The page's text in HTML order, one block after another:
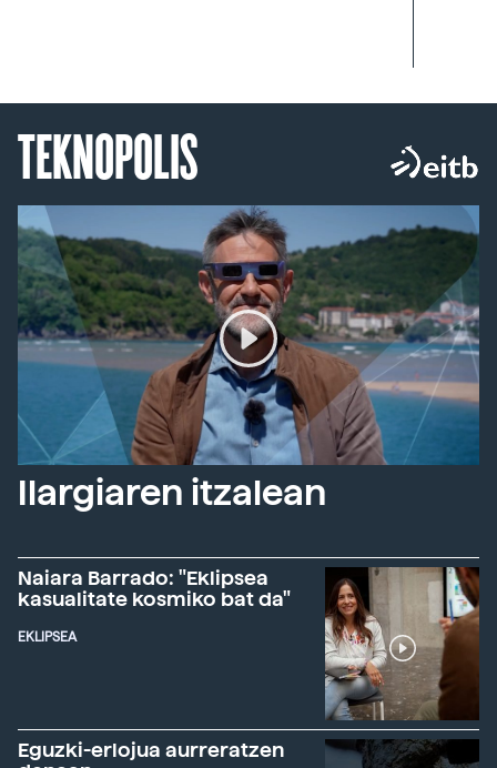
TEKNOPOLIS
Ilargiaren itzalean
Naiara Barrado: "Eklipsea
kasualitate kosmiko bat da"
EKLIPSEA
Eguzki-erlojua aurreratzen